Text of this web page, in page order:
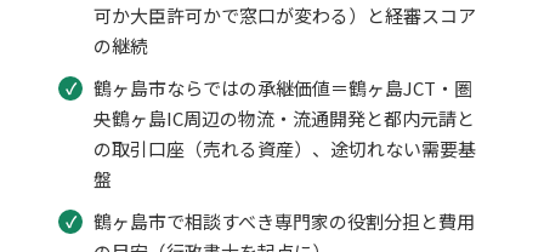
可か大臣許可かで窓口が変わる）と経審スコア
の継続
鶴ヶ島市ならではの承継価値＝鶴ヶ島JCT・圏
央鶴ヶ島IC周辺の物流・流通開発と都内元請と
の取引口座（売れる資産）、途切れない需要基
盤
鶴ヶ島市で相談すべき専門家の役割分担と費用